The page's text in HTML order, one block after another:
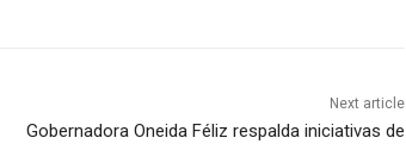
Next article
Gobernadora Oneida Féliz respalda iniciativas de